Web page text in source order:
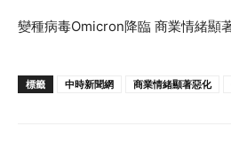
變種病毒Omicron降臨 商業情緒顯
標籤 中時新聞網 商業情緒顯著惡化